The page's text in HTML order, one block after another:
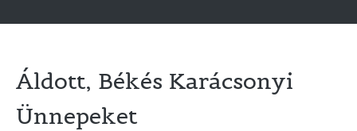
Áldott, Békés Karácsonyi
Ünnepeket